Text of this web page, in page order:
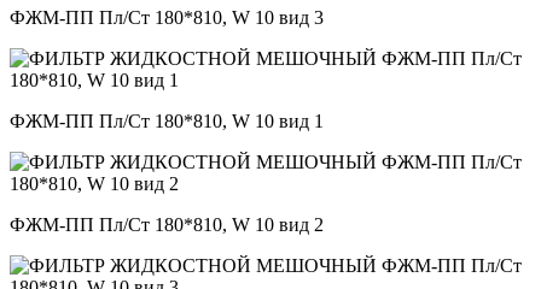
ФЖМ-ПП Пл/Ст 180*810, W 10 вид 3
ФЖМ-ПП Пл/Ст 180*810, W 10 вид 1
ФЖМ-ПП Пл/Ст 180*810, W 10 вид 2